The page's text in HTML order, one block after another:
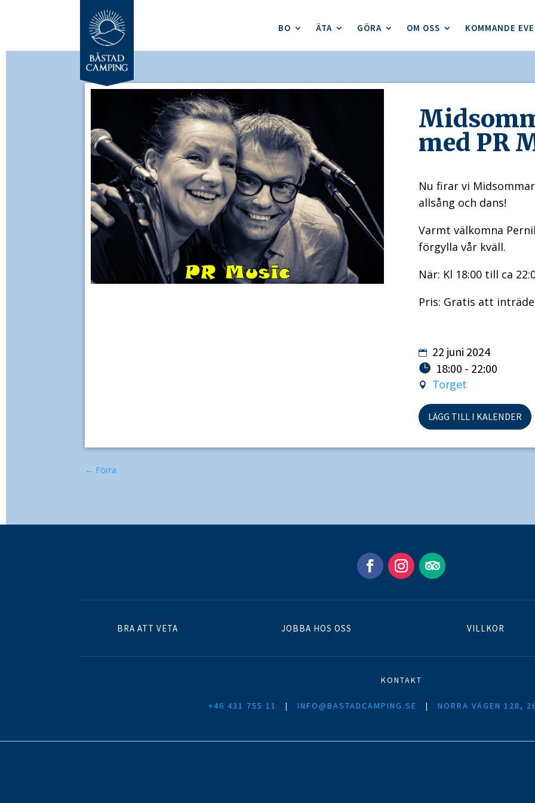
BO ÄTA GÖRA OM OSS KOMMANDE
med PR
Nu firar vi
allsång och dans!
Varmt välkomna
förgylla vår kväll.
När: Kl 18:00 till ca
Pris: Gratis att inträde
22 juni 2024
18:00 - 22:00
Torget
LÄGG TILL I KALENDER
← Förra
BRA ATT VETA JOBBA HOS OSS VILLKOR
KONTAKT
+46 431 755 11 | INFO@BASTADCAMPING.SE | NORRA VÄGEN 128,